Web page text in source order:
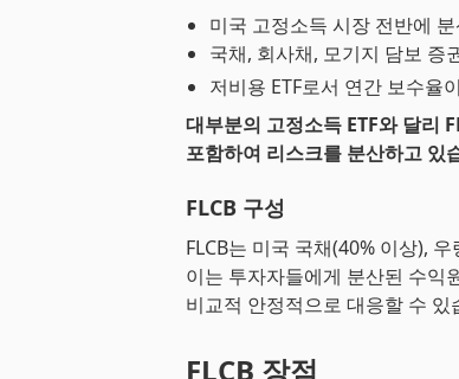
미국 고정소득 시장 전반에
국채, 회사채, 모기지 담보 증
저비용 ETF로서 연간 보수율
대부분의 고정소득 ETF와 달리
포함하여 리스크를 분산하고 있
FLCB 구성
FLCB는 미국 국채(40% 이상),
이는 투자자들에게 분산된 수익
비교적 안정적으로 대응할 수 있
FLCB 장점